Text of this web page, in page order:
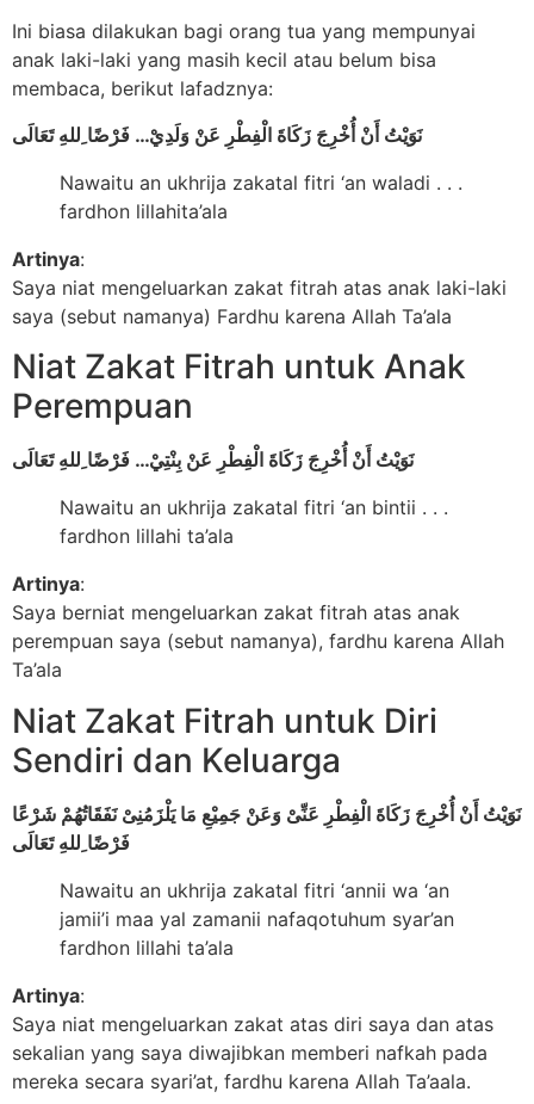
Ini biasa dilakukan bagi orang tua yang mempunyai
anak laki-laki yang masih kecil atau belum bisa
membaca, berikut lafadznya:
نَوَيْتُ أَنْ أُخْرِجَ زَكَاةَ الْفِطْرِ عَنْ وَلَدِيْ… فَرْضًا ِللهِ تَعَالَى
Nawaitu an ukhrija zakatal fitri ‘an waladi . . .
fardhon lillahita’ala
Artinya:
Saya niat mengeluarkan zakat fitrah atas anak laki-laki
saya (sebut namanya) Fardhu karena Allah Ta’ala
Niat Zakat Fitrah untuk Anak
Perempuan
نَوَيْتُ أَنْ أُخْرِجَ زَكَاةَ الْفِطْرِ عَنْ بِنْتِيْ… فَرْضًا ِللهِ تَعَالَى
Nawaitu an ukhrija zakatal fitri ‘an bintii . . .
fardhon lillahi ta’ala
Artinya:
Saya berniat mengeluarkan zakat fitrah atas anak
perempuan saya (sebut namanya), fardhu karena Allah
Ta’ala
Niat Zakat Fitrah untuk Diri
Sendiri dan Keluarga
نَوَيْتُ أَنْ أُخْرِجَ زَكَاةَ الْفِطْرِ عَنِّىْ وَعَنْ جَمِيْعِ مَا يَلْزَمُنِىْ نَفَقَاتُهُمْ شَرْعًا
فَرْضًا ِللهِ تَعَالَى
Nawaitu an ukhrija zakatal fitri ‘annii wa ‘an
jamii’i maa yal zamanii nafaqotuhum syar’an
fardhon lillahi ta’ala
Artinya:
Saya niat mengeluarkan zakat atas diri saya dan atas
sekalian yang saya diwajibkan memberi nafkah pada
mereka secara syari’at, fardhu karena Allah Ta’aala.